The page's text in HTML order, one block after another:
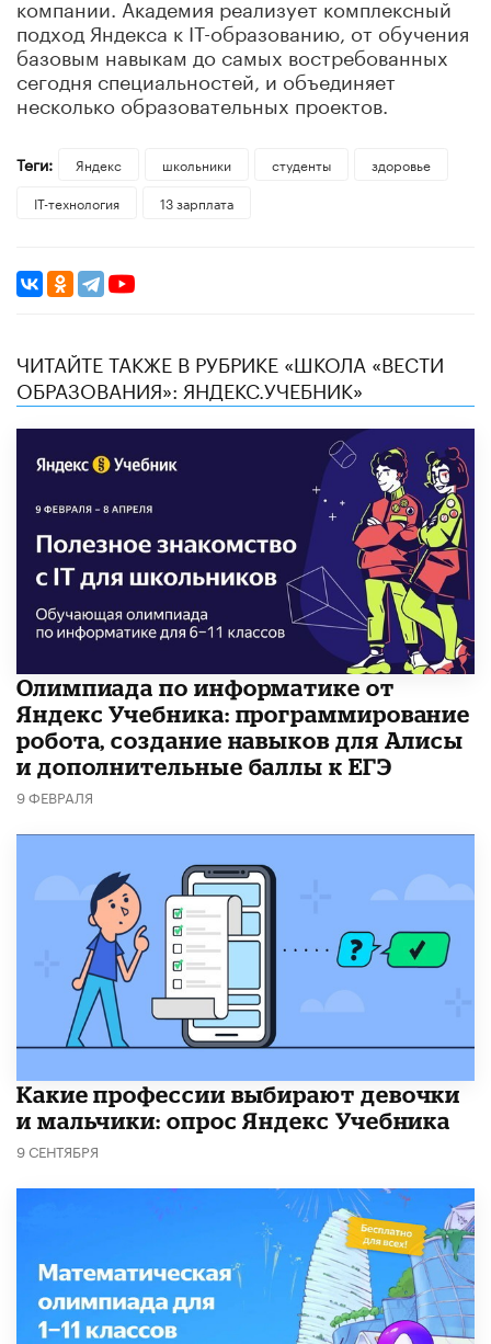
компании. Академия реализует комплексный
подход Яндекса к IT-образованию, от обучения
базовым навыкам до самых востребованных
сегодня специальностей, и объединяет
несколько образовательных проектов.
Теги: Яндекс школьники студенты
здоровье
IT-технология
13 зарплата
ЧИТАЙТЕ ТАКЖЕ В РУБРИКЕ «ШКОЛА «ВЕСТИ
ОБРАЗОВАНИЯ»: ЯНДЕКС.УЧЕБНИК»
Олимпиада по информатике от
Яндекс Учебника: программирование
робота, создание навыков для Алисы
и дополнительные баллы к ЕГЭ
9 ФЕВРАЛЯ
Какие профессии выбирают девочки
и мальчики: опрос Яндекс Учебника
9 СЕНТЯБРЯ